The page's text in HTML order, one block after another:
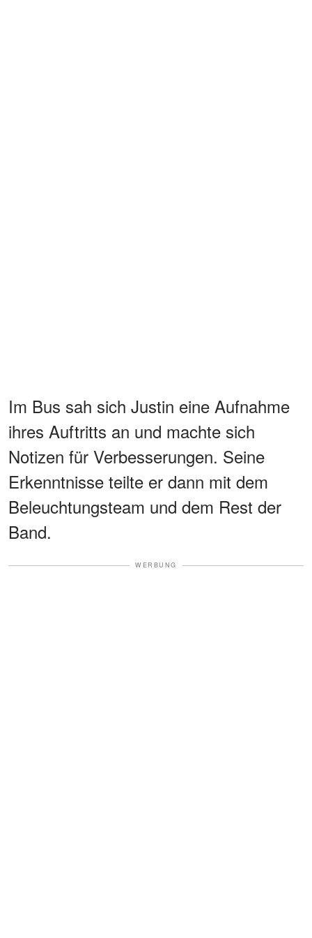
Im Bus sah sich Justin eine Aufnahme
ihres Auftritts an und machte sich
Notizen für Verbesserungen. Seine
Erkenntnisse teilte er dann mit dem
Beleuchtungsteam und dem Rest der
Band.
WERBUNG